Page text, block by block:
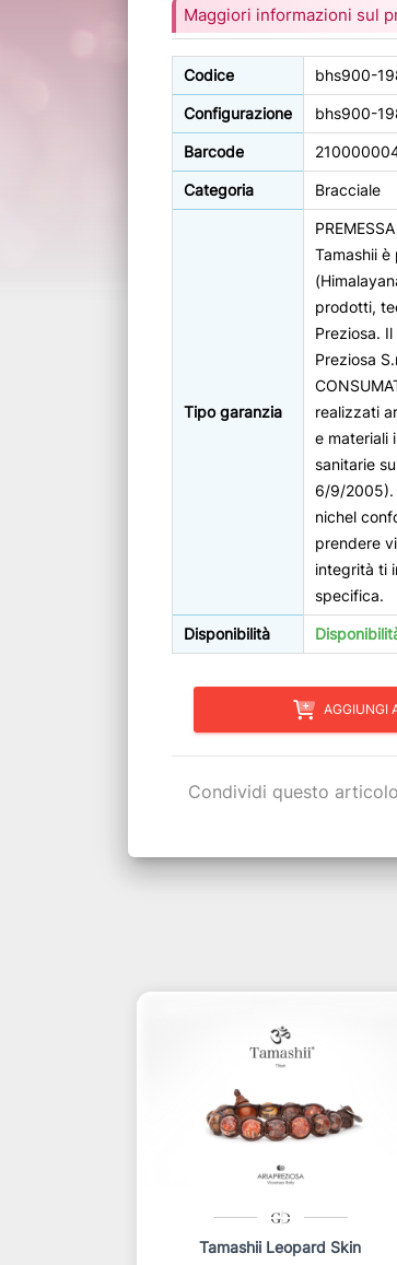
Maggiori informazioni sul
Codice bhs900-
Configurazione bhs900-
Barcode
Categoria Bracciale
Tipo garanzia
Tamashii è
prodotti,
Preziosa.
Preziosa
realizzati
e materiali
sanitarie
6/9/2005).
nichel
prendere
integrità ti
specifica.
Disponibilità
AGGIUNGI
Condividi questo
Tamashii Leopard Skin